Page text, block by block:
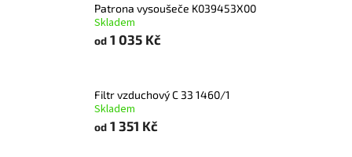
Patrona vysoušeče K039453X00
Skladem
od 1 035 Kč
Filtr vzduchový C 33 1460/1
Skladem
od 1 351 Kč